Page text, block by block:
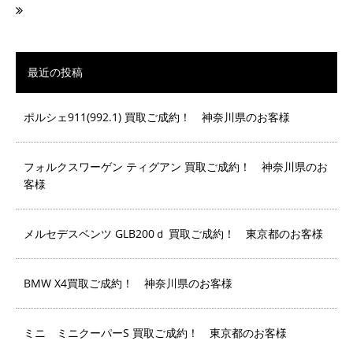
最近の投稿
ポルシェ911(992.1) 買取ご成約！ 神奈川県のお客様
フォルクスワーゲン ティグアン 買取ご成約！ 神奈川県のお
客様
メルセデスベンツ GLB200ｄ 買取ご成約！ 東京都のお客様
BMW X4買取ご成約！ 神奈川県のお客様
ミニ ミニクーパーS 買取ご成約！ 東京都のお客様